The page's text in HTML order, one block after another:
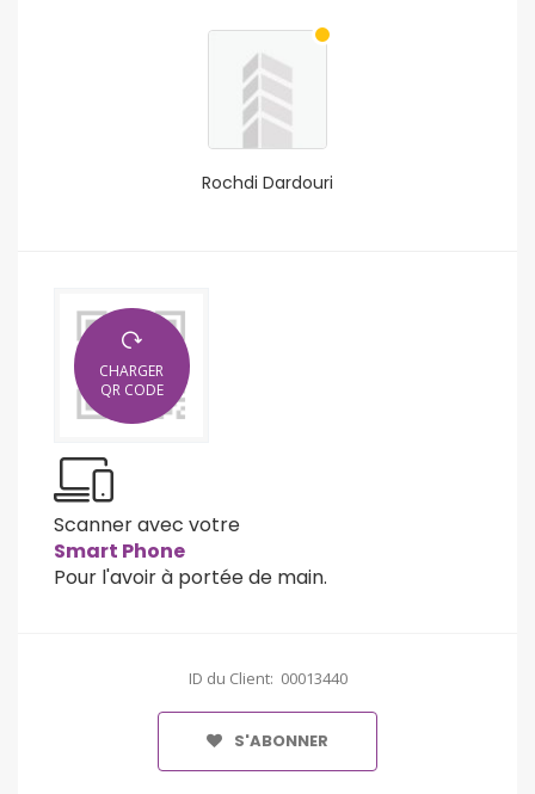
Rochdi Dardouri
CHARGER
QR CODE
Scanner avec votre
Smart Phone
Pour l'avoir à portée de main.
ID du Client: 00013440
S'ABONNER